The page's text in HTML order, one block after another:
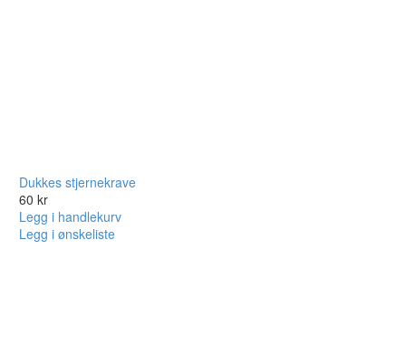
Dukkes stjernekrave
60 kr
Legg i handlekurv
Legg i ønskeliste